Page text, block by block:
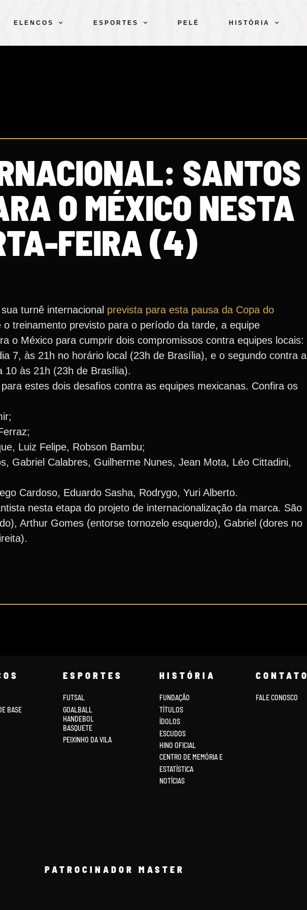
ELENCOS ESPORTES PELÉ HISTÓRIA
CLUBE
SANTOS
O MÉXICO NESTA
FEIRA (4)
turnê internacional prevista para esta pausa da Copa do
treinamento previsto para o período da tarde, a equipe
o México para cumprir dois compromissos contra equipes locais:
7, às 21h no horário local (23h de Brasília), e o segundo contra a
10 às 21h (23h de Brasília).
estes dois desafios contra as equipes mexicanas. Confira os
Luiz Felipe, Robson Bambu;
Gabriel Calabres, Guilherme Nunes, Jean Mota, Léo Cittadini,
Cardoso, Eduardo Sasha, Rodrygo, Yuri Alberto.
nesta etapa do projeto de internacionalização da marca. São
Arthur Gomes (entorse tornozelo esquerdo), Gabriel (dores no
BASE
ESPORTES
FUTSAL
GOALBALL
HANDEBOL
BASQUETE
PEIXINHO DA VILA
HISTÓRIA
FUNDAÇÃO
TÍTULOS
ÍDOLOS
ESCUDOS
HINO OFICIAL
CENTRO DE MEMÓRIA E
ESTATÍSTICA
NOTÍCIAS
CONTATO
FALE CONOSCO
PATROCINADOR MASTER